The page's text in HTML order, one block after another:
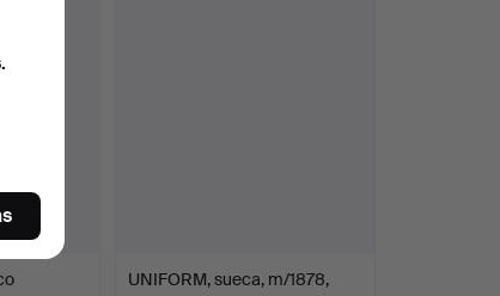
UNIFORM, sueca, m/1878,